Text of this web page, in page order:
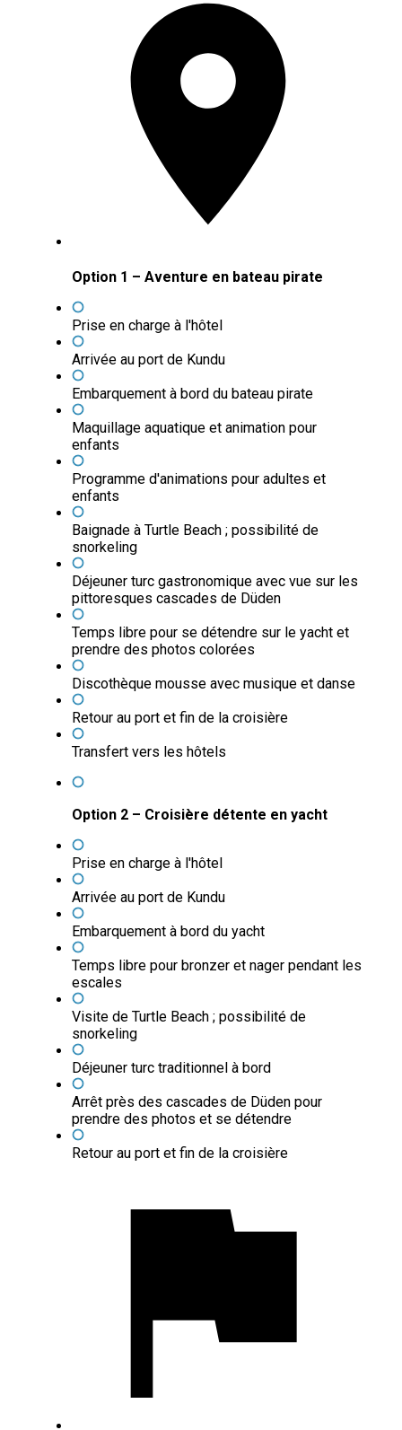
Option 1 – Aventure en bateau pirate
Prise en charge à l'hôtel
Arrivée au port de Kundu
Embarquement à bord du bateau pirate
Maquillage aquatique et animation pour
enfants
Programme d'animations pour adultes et
enfants
Baignade à Turtle Beach ; possibilité de
snorkeling
Déjeuner turc gastronomique avec vue sur les
pittoresques cascades de Düden
Temps libre pour se détendre sur le yacht et
prendre des photos colorées
Discothèque mousse avec musique et danse
Retour au port et fin de la croisière
Transfert vers les hôtels
Option 2 – Croisière détente en yacht
Prise en charge à l'hôtel
Arrivée au port de Kundu
Embarquement à bord du yacht
Temps libre pour bronzer et nager pendant les
escales
Visite de Turtle Beach ; possibilité de
snorkeling
Déjeuner turc traditionnel à bord
Arrêt près des cascades de Düden pour
prendre des photos et se détendre
Retour au port et fin de la croisière